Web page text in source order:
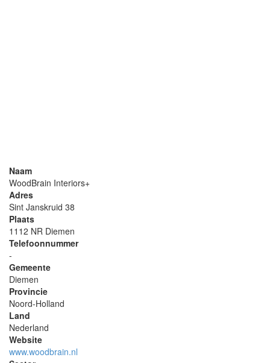
Naam
WoodBrain Interiors+
Adres
Sint Janskruid 38
Plaats
1112 NR Diemen
Telefoonnummer
-
Gemeente
Diemen
Provincie
Noord-Holland
Land
Nederland
Website
www.woodbrain.nl